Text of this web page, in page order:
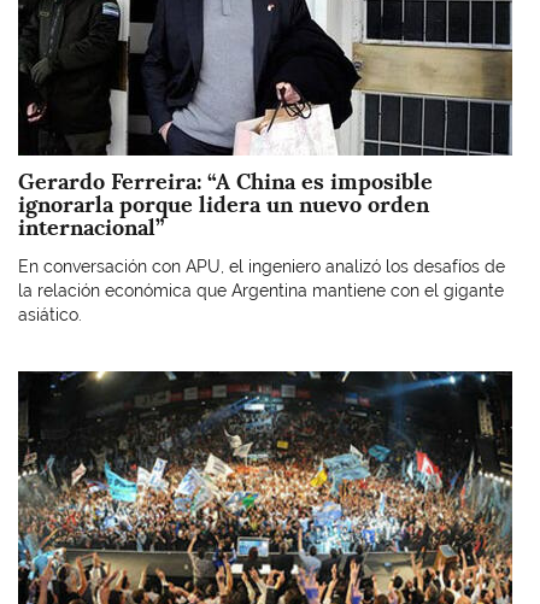
Gerardo Ferreira: “A China es imposible
ignorarla porque lidera un nuevo orden
internacional”
En conversación con APU, el ingeniero analizó los desafíos de
la relación económica que Argentina mantiene con el gigante
asiático.
Imagen